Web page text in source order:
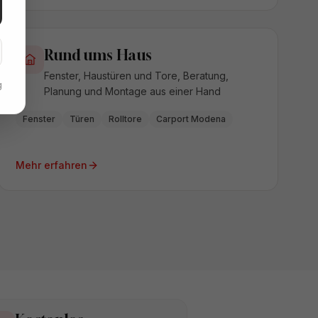
Rund ums Haus
Fenster, Haustüren und Tore, Beratung,
Planung und Montage aus einer Hand
Fenster Türen Rolltore Carport Modena
Mehr erfahren